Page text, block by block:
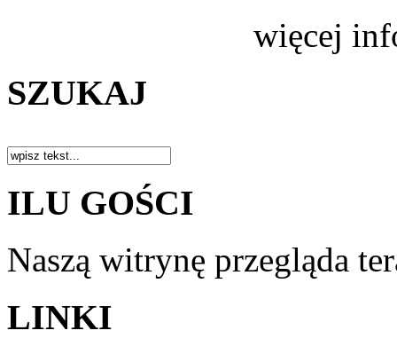
więcej
SZUKAJ
ILU GOŚCI
Naszą witrynę przegląda
LINKI